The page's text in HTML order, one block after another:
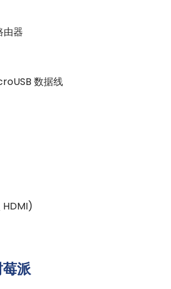
由器
数据线
HDMI)
派